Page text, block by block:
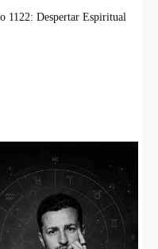
1122: Despertar Espiritual